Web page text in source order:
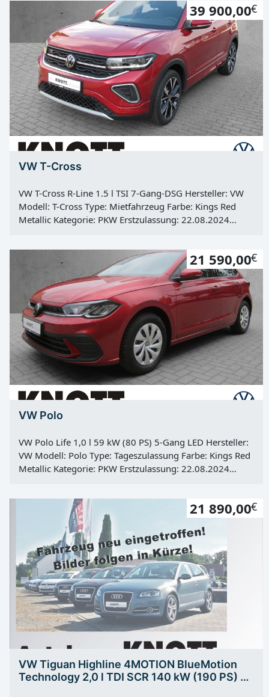
PKW Erstzulassung: 06.01.2022 Kilometerstand: 54785
Km Türen: 5 Motor: Otto Kraftstoff: Super E10 Hubraum:
1498 ccm Leistung: 110 KW / 150 PS Getriebe:
Automatik Antrieb: Frontantrieb Hu: 01.01.2027
Vorbesitzer: 1
39 900,00€
VW T-Cross
VW T-Cross R-Line 1.5 l TSI 7-Gang-DSG Hersteller: VW
Modell: T-Cross Type: Mietfahrzeug Farbe: Kings Red
Metallic Kategorie: PKW Erstzulassung: 22.08.2024
KW / 150 PS Getriebe: Automatik Antrieb: Frontantrieb
Hu: 01.08.2027 Vorbesitzer: 1
21 590,00€
VW Polo
VW Polo Life 1,0 l 59 kW (80 PS) 5-Gang LED Hersteller:
VW Modell: Polo Type: Tageszulassung Farbe: Kings Red
Metallic Kategorie: PKW Erstzulassung: 22.08.2024
Getriebe: manuell Antrieb: Frontantrieb Hu: 01.08.2027
Vorbesitzer: 1
21 890,00€
VW Tiguan Highline 4MOTION BlueMotion
Technology 2,0 l TDI SCR 140 kW (190 PS) 7-